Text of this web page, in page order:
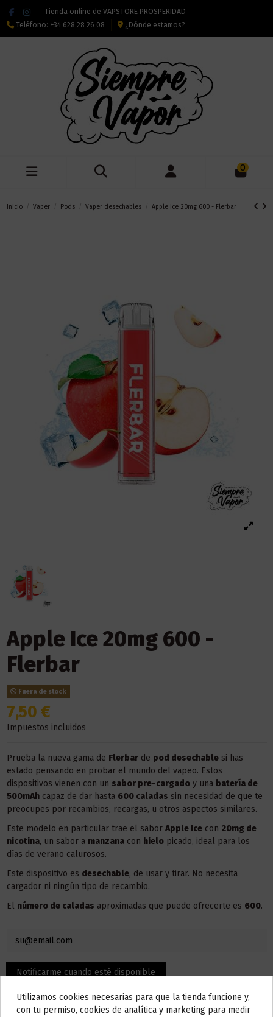
Tienda online de VAPSTORE PROSPERIDAD
Teléfono: +34 628 28 26 08 ¿Dónde estamos?
0
Inicio Vaper Pods Vaper desechables Apple Ice 20mg 600 - Flerbar
Apple Ice 20mg 600 -
Flerbar
Fuera de stock
7,50 €
Impuestos incluidos
Prueba la nueva gama de Flerbarde pod desechablesi has
estado pensando en probar el mundo del vapeo. Estos
dispositivos vienen con un sabor pre-cargadoy una batería de
500mAhcapaz de dar hasta 600 caladas sin necesidad de que te
preocupes por recambios, recargas, u otros aspectos similares.
Este modelo en particular trae el sabor Apple Icecon 20mg de
nicotina, un sabor a manzanacon hielopicado, ideal para los
días de verano calurosos.
Este dispositivo es desechable, de usar y tirar. No necesita
cargador ni ningún tipo de recambio.
El número de caladas aproximadas que puede ofrecerte es 600.
Do not show again.
Utilizamos cookies necesarias para que la tienda funcione y,
con tu permiso, cookies de analítica y marketing para medir